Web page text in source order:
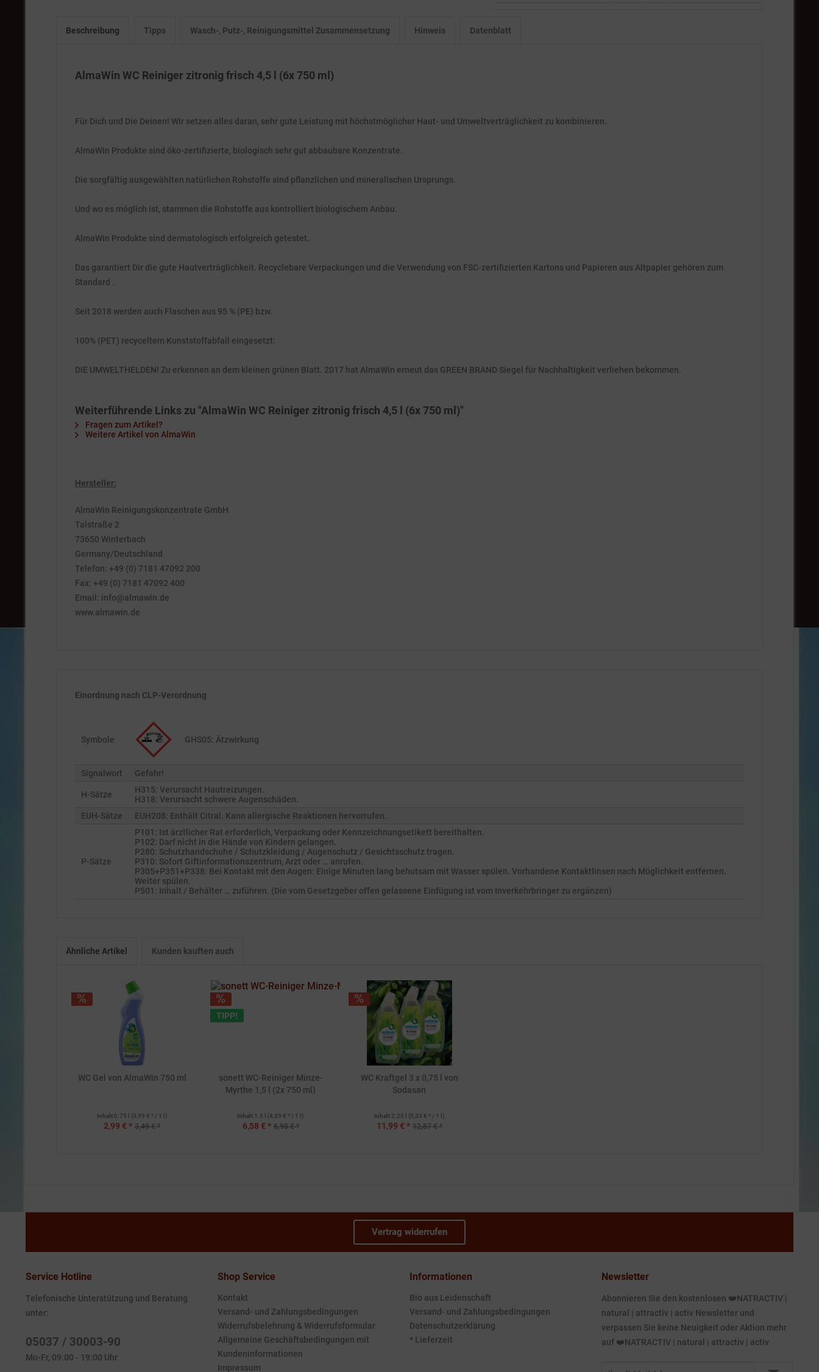
Beschreibung Tipps Wasch-, Putz-, Reinigungsmittel Zusammensetzung Hinweis Datenblatt
AlmaWin WC Reiniger zitronig frisch 4,5 l (6x 750 ml)
Für Dich und Die Deinen! Wir setzen alles daran, sehr gute Leistung mit höchstmöglicher Haut- und Umweltverträglichkeit zu kombinieren.
AlmaWin Produkte sind öko-zertifizierte, biologisch sehr gut abbaubare Konzentrate.
Die sorgfältig ausgewählten natürlichen Rohstoffe sind pflanzlichen und mineralischen Ursprungs.
Und wo es möglich ist, stammen die Rohstoffe aus kontrolliert biologischem Anbau.
AlmaWin Produkte sind dermatologisch erfolgreich getestet.
Das garantiert Dir die gute Hautverträglichkeit. Recyclebare Verpackungen und die Verwendung von FSC-zertifizierten Kartons und Papieren aus Altpapier gehören zum
Standard .
Seit 2018 werden auch Flaschen aus 95 % (PE) bzw.
100% (PET) recyceltem Kunststoffabfall eingesetzt:
DIE UMWELTHELDEN! Zu erkennen an dem kleinen grünen Blatt. 2017 hat AlmaWin erneut das GREEN BRAND Siegel für Nachhaltigkeit verliehen bekommen.
Weiterführende Links zu "AlmaWin WC Reiniger zitronig frisch 4,5 l (6x 750 ml)"
Fragen zum Artikel?
Weitere Artikel von AlmaWin
Hersteller:
AlmaWin Reinigungskonzentrate GmbH
Talstraße 2
73650 Winterbach
Germany/Deutschland
Telefon: +49 (0) 7181 47092 200
Fax: +49 (0) 7181 47092 400
Email: info@almawin.de
www.almawin.de
Einordnung nach CLP-Verordnung
Symbole GHS05: Ätzwirkung
Signalwort Gefahr!
H-Sätze
H315: Verursacht Hautreizungen.
H318: Verursacht schwere Augenschäden.
EUH-Sätze
EUH208: Enthält Citral. Kann allergische Reaktionen hervorrufen.
P-Sätze
P101: Ist ärztlicher Rat erforderlich, Verpackung oder Kennzeichnungsetikett bereithalten.
P102: Darf nicht in die Hände von Kindern gelangen.
P280: Schutzhandschuhe / Schutzkleidung / Augenschutz / Gesichtsschutz tragen.
P310: Sofort Giftinformationszentrum, Arzt oder … anrufen.
P305+P351+P338: Bei Kontakt mit den Augen: Einige Minuten lang behutsam mit Wasser spülen. Vorhandene Kontaktlinsen nach Möglichkeit entfernen.
Weiter spülen.
P501: Inhalt / Behälter … zuführen. (Die vom Gesetzgeber offen gelassene Einfügung ist vom Inverkehrbringer zu ergänzen)
Ähnliche Artikel Kunden kauften auch
WC Gel von AlmaWin 750 ml
Inhalt 0.75 l (3,99 € * / 1 l)
2,99 € * 3,49 € *
TIPP!
sonett WC-Reiniger Minze-
Myrthe 1,5 l (2x 750 ml)
Inhalt 1.5 l (4,39 € * / 1 l)
6,58 € * 6,98 € *
WC Kraftgel 3 x 0,75 l von
Sodasan
Inhalt 2.25 l (5,33 € * / 1 l)
11,99 € * 12,87 € *
Vertrag widerrufen
Service Hotline
Telefonische Unterstützung und Beratung
unter:
05037 / 30003-90
Mo-Fr, 09:00 - 19:00 Uhr
Shop Service
Kontakt
Versand- und Zahlungsbedingungen
Widerrufsbelehrung & Widerrufsformular
Allgemeine Geschäftsbedingungen mit
Kundeninformationen
Impressum
Informationen
Bio aus Leidenschaft
Versand- und Zahlungsbedingungen
Datenschutzerklärung
* Lieferzeit
Newsletter
Abonnieren Sie den kostenlosen ❤️NATRACTIV |
natural | attractiv | activ Newsletter und
verpassen Sie keine Neuigkeit oder Aktion mehr
auf ❤️NATRACTIV | natural | attractiv | activ